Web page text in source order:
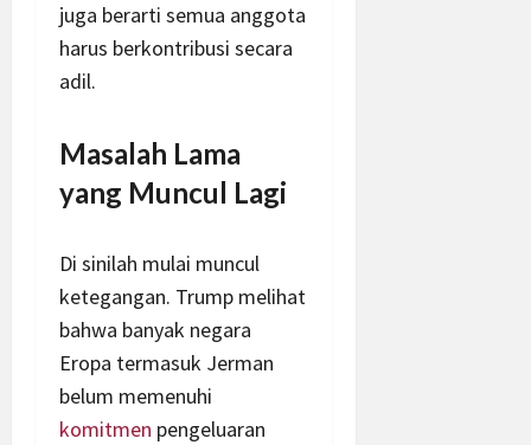
juga berarti semua anggota
harus berkontribusi secara
adil.
Masalah Lama
yang Muncul Lagi
Di sinilah mulai muncul
ketegangan. Trump melihat
bahwa banyak negara
Eropa termasuk Jerman
belum memenuhi
komitmen pengeluaran